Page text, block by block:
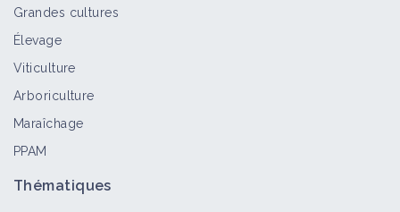
Grandes cultures
Élevage
Viticulture
Arboriculture
Maraîchage
PPAM
Thématiques